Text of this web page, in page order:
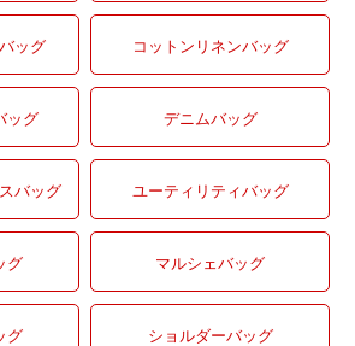
ッグ コットンリネンバッグ
ッグ デニムバッグ
バッグ ユーティリティバッグ
グ マルシェバッグ
グ ショルダーバッグ